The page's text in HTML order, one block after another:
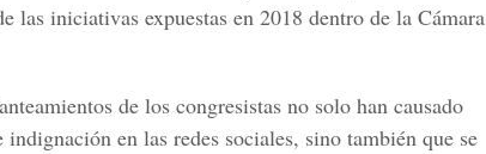
las iniciativas expuestas en 2018 dentro de la Cámara
de los congresistas no solo han causado
indignación en las redes sociales, sino también que se